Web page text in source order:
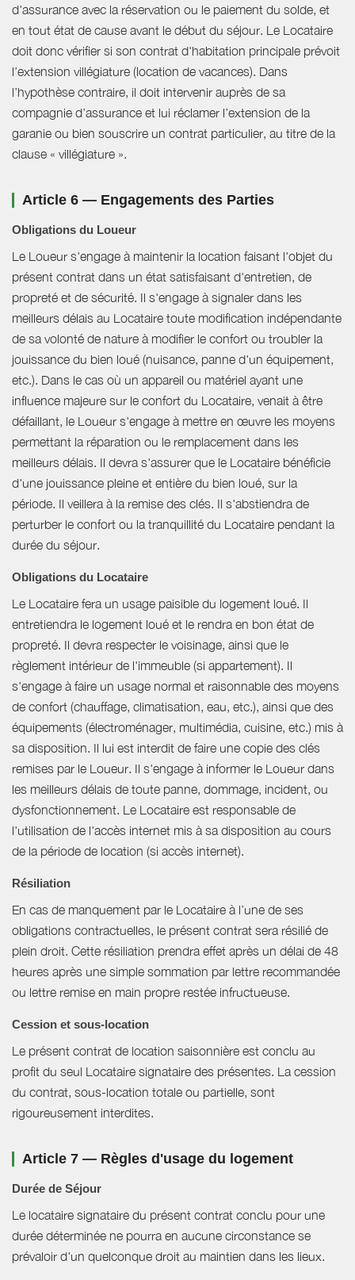
d'assurance avec la réservation ou le paiement du solde, et
en tout état de cause avant le début du séjour. Le Locataire
doit donc vérifier si son contrat d'habitation principale prévoit
l’extension villégiature (location de vacances). Dans
l’hypothèse contraire, il doit intervenir auprès de sa
compagnie d’assurance et lui réclamer l’extension de la
garanie ou bien souscrire un contrat particulier, au titre de la
clause « villégiature ».
Article 6 — Engagements des Parties
Obligations du Loueur
Le Loueur s'engage à maintenir la location faisant l'objet du
présent contrat dans un état satisfaisant d'entretien, de
propreté et de sécurité. Il s'engage à signaler dans les
meilleurs délais au Locataire toute modification indépendante
de sa volonté de nature à modifier le confort ou troubler la
jouissance du bien loué (nuisance, panne d'un équipement,
etc.). Dans le cas où un appareil ou matériel ayant une
influence majeure sur le confort du Locataire, venait à être
défaillant, le Loueur s'engage à mettre en œuvre les moyens
permettant la réparation ou le remplacement dans les
meilleurs délais. Il devra s'assurer que le Locataire bénéficie
d'une jouissance pleine et entière du bien loué, sur la
période. Il veillera à la remise des clés. Il s'abstiendra de
perturber le confort ou la tranquillité du Locataire pendant la
durée du séjour.
Obligations du Locataire
Le Locataire fera un usage paisible du logement loué. Il
entretiendra le logement loué et le rendra en bon état de
propreté. Il devra respecter le voisinage, ainsi que le
règlement intérieur de l'immeuble (si appartement). Il
s'engage à faire un usage normal et raisonnable des moyens
de confort (chauffage, climatisation, eau, etc.), ainsi que des
équipements (électroménager, multimédia, cuisine, etc.) mis à
sa disposition. Il lui est interdit de faire une copie des clés
remises par le Loueur. Il s'engage à informer le Loueur dans
les meilleurs délais de toute panne, dommage, incident, ou
dysfonctionnement. Le Locataire est responsable de
l'utilisation de l'accès internet mis à sa disposition au cours
de la période de location (si accès internet).
Résiliation
En cas de manquement par le Locataire à l’une de ses
obligations contractuelles, le présent contrat sera résilié de
plein droit. Cette résiliation prendra effet après un délai de 48
heures après une simple sommation par lettre recommandée
ou lettre remise en main propre restée infructueuse.
Cession et sous-location
Le présent contrat de location saisonnière est conclu au
profit du seul Locataire signataire des présentes. La cession
du contrat, sous-location totale ou partielle, sont
rigoureusement interdites.
Article 7 — Règles d'usage du logement
Durée de Séjour
Le locataire signataire du présent contrat conclu pour une
durée déterminée ne pourra en aucune circonstance se
prévaloir d'un quelconque droit au maintien dans les lieux.